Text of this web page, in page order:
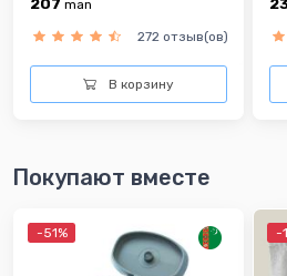
207 man
272 отзыв(ов)
В корзину
Покупают вместе
-51% -